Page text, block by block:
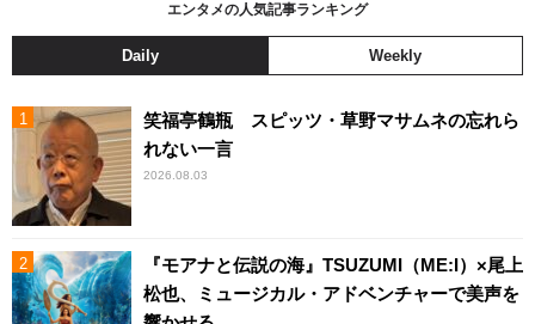
エンタメの人気記事ランキング
Daily Weekly
笑福亭鶴瓶 スピッツ・草野マサムネの忘れら
れない一言
2026.08.03
『モアナと伝説の海』TSUZUMI（ME:I）×尾上
松也、ミュージカル・アドベンチャーで美声を